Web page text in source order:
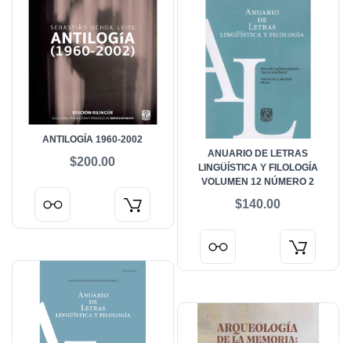
ANTILOGÍA 1960-2002
$200.00
ANUARIO DE LETRAS
LINGÜÍSTICA Y FILOLOGÍA
VOLUMEN 12 NÚMERO 2
$140.00